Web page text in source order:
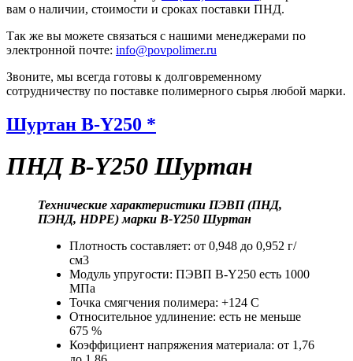
вам о наличии, стоимости и сроках поставки ПНД.
Так же вы можете связаться с нашими менеджерами по
электронной почте: info@povpolimer.ru
Звоните, мы всегда готовы к долговременному
сотрудничеству по поставке полимерного сырья любой марки.
Шуртан B-Y250 *
ПНД B-Y250 Шуртан
Технические характеристики ПЭВП (ПНД,
ПЭНД, HDPE) марки B-Y250 Шуртан
Плотность составляет: от 0,948 до 0,952 г/
см3
Модуль упругости: ПЭВП B-Y250 есть 1000
МПа
Точка смягчения полимера: +124 С
Относительное удлинение: есть не меньше
675 %
Коэффициент напряжения материала: от 1,76